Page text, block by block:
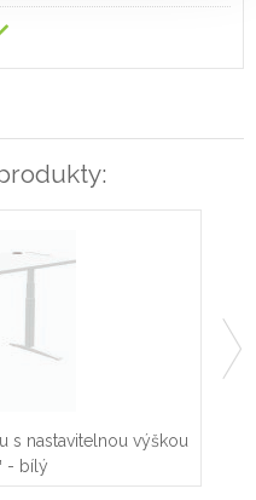
s nastavitelnou výškou
- bílý